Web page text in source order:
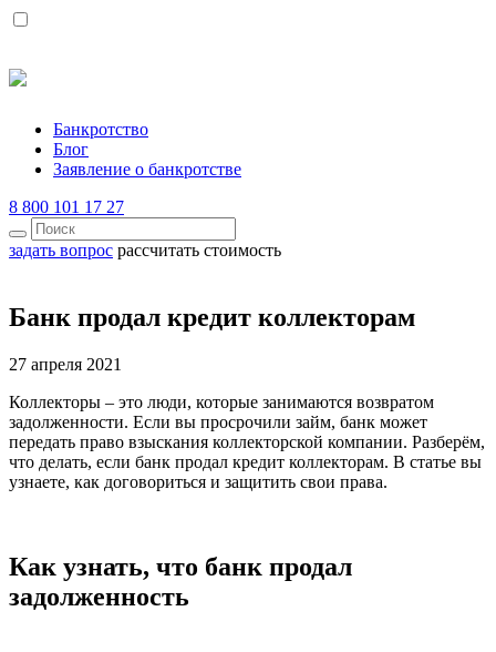
Банкротство
Блог
Заявление о банкротстве
8 800 101 17 27
задать вопрос рассчитать стоимость
Банк продал кредит коллекторам
27 апреля 2021
Коллекторы – это люди, которые занимаются возвратом
задолженности. Если вы просрочили займ, банк может
передать право взыскания коллекторской компании. Разберём,
что делать, если банк продал кредит коллекторам. В статье вы
узнаете, как договориться и защитить свои права.
Как узнать, что банк продал
задолженность